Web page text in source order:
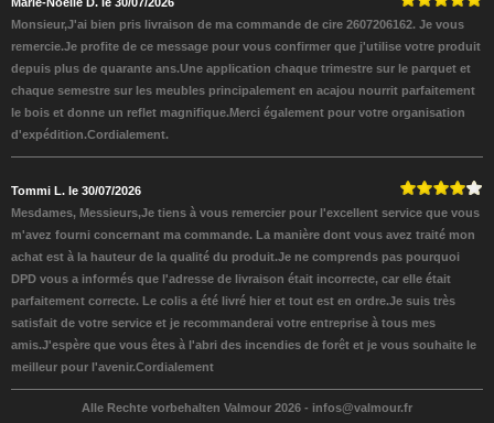
Monsieur,J'ai bien pris livraison de ma commande de cire 2607206162. Je vous
remercie.Je profite de ce message pour vous confirmer que j'utilise votre produit
depuis plus de quarante ans.Une application chaque trimestre sur le parquet et
chaque semestre sur les meubles principalement en acajou nourrit parfaitement
le bois et donne un reflet magnifique.Merci également pour votre organisation
d'expédition.Cordialement.
Tommi L. le 30/07/2026
Mesdames, Messieurs,Je tiens à vous remercier pour l'excellent service que vous
m'avez fourni concernant ma commande. La manière dont vous avez traité mon
achat est à la hauteur de la qualité du produit.Je ne comprends pas pourquoi
DPD vous a informés que l'adresse de livraison était incorrecte, car elle était
parfaitement correcte. Le colis a été livré hier et tout est en ordre.Je suis très
satisfait de votre service et je recommanderai votre entreprise à tous mes
amis.J'espère que vous êtes à l'abri des incendies de forêt et je vous souhaite le
meilleur pour l'avenir.Cordialement
Alle Rechte vorbehalten Valmour 2026 - infos@valmour.fr